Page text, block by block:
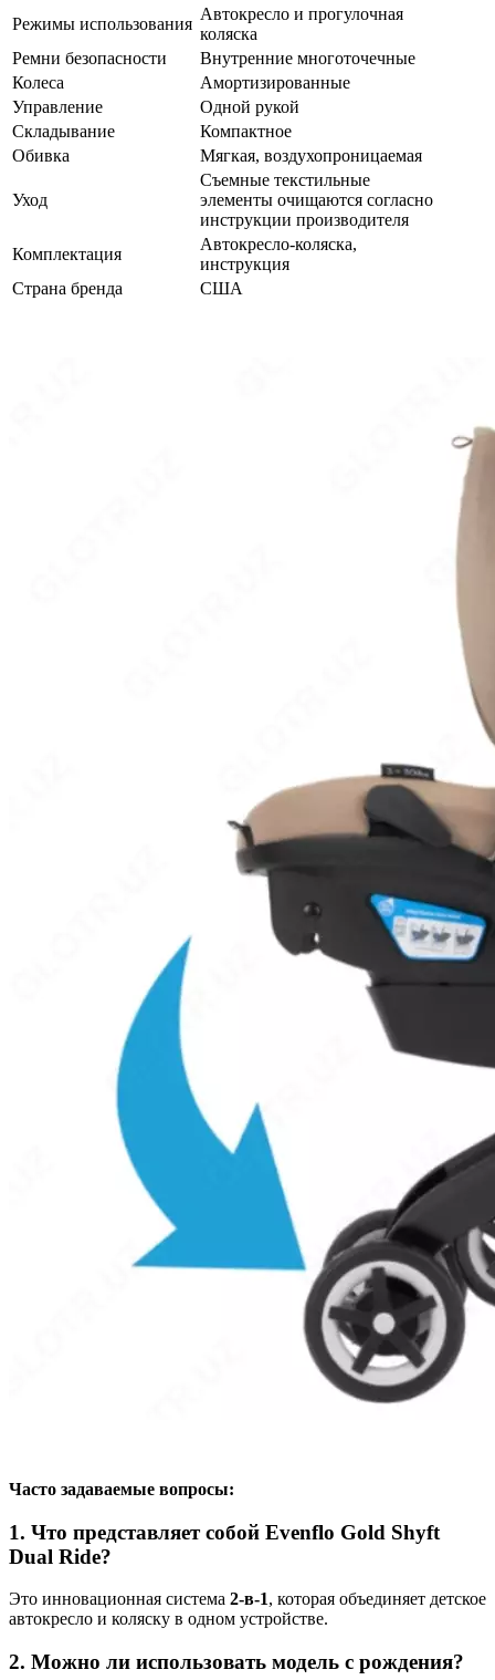
Режимы использования
Автокресло и прогулочная
коляска
Ремни безопасности
Внутренние многоточечные
Колеса
Амортизированные
Управление
Одной рукой
Складывание
Компактное
Обивка
Мягкая, воздухопроницаемая
Уход
Съемные текстильные
элементы очищаются согласно
инструкции производителя
Комплектация
Автокресло-коляска,
инструкция
Страна бренда
США
Часто задаваемые вопросы:
1. Что представляет собой Evenflo Gold Shyft
Dual Ride?
Это инновационная система 2-в-1, которая объединяет детское
автокресло и коляску в одном устройстве.
2. Можно ли использовать модель с рождения?